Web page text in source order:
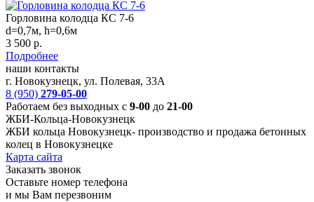
Горловина колодца КС 7-6
d=0,7м, h=0,6м
3 500 р.
Подробнее
наши контакты
г. Новокузнецк, ул. Полевая, 33А
8 (950) 279-05-00
Работаем без выходных с 9-00 до 21-00
ЖБИ-Кольца-Новокузнецк
ЖБИ кольца Новокузнецк- производство и продажа бетонных
колец в Новокузнецке
Карта сайта
Заказать звонок
Оставьте номер телефона
и мы Вам перезвоним